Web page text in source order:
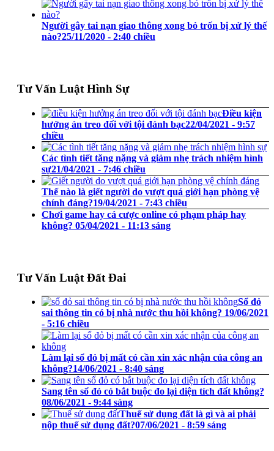
Người gây tai nạn giao thông xong bỏ trốn bị xử lý thế
nào?25/11/2020 - 2:40 chiều
Tư Vấn Luật Hình Sự
Điều kiện
hưởng án treo đối với tội đánh bạc22/04/2021 - 9:57
chiều
Các tình tiết tăng nặng và giảm nhẹ trách nhiệm hình
sự21/04/2021 - 7:46 chiều
Thế nào là giết người do vượt quá giới hạn phòng vệ
chính đáng?19/04/2021 - 7:43 chiều
Chơi game hay cá cược online có phạm pháp hay
không? 05/04/2021 - 11:13 sáng
Tư Vấn Luật Đất Đai
Sổ đỏ
sai thông tin có bị nhà nước thu hồi không? 19/06/2021
- 5:16 chiều
Làm lại sổ đỏ bị mất có cần xin xác nhận của công an
không?14/06/2021 - 8:40 sáng
Sang tên sổ đỏ có bắt buộc đo lại diện tích đất không?
08/06/2021 - 9:44 sáng
Thuế sử dụng đất là gì và ai phải
nộp thuế sử dụng đất?07/06/2021 - 8:59 sáng